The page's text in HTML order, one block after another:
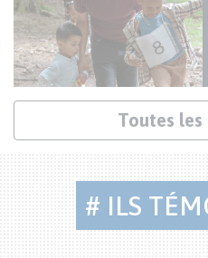
Toutes
# ILS